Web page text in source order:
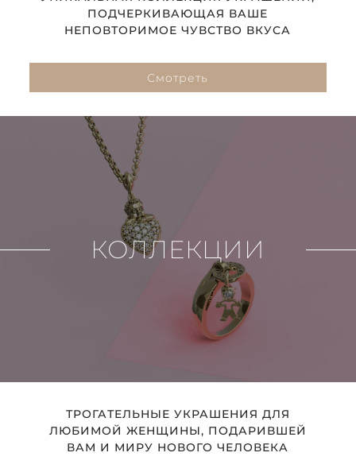
ПОДЧЕРКИВАЮЩАЯ ВАШЕ
НЕПОВТОРИМОЕ ЧУВСТВО ВКУСА
Смотреть
КОЛЛЕКЦИИ
ТРОГАТЕЛЬНЫЕ УКРАШЕНИЯ ДЛЯ
ЛЮБИМОЙ ЖЕНЩИНЫ, ПОДАРИВШЕЙ
ВАМ И МИРУ НОВОГО ЧЕЛОВЕКА